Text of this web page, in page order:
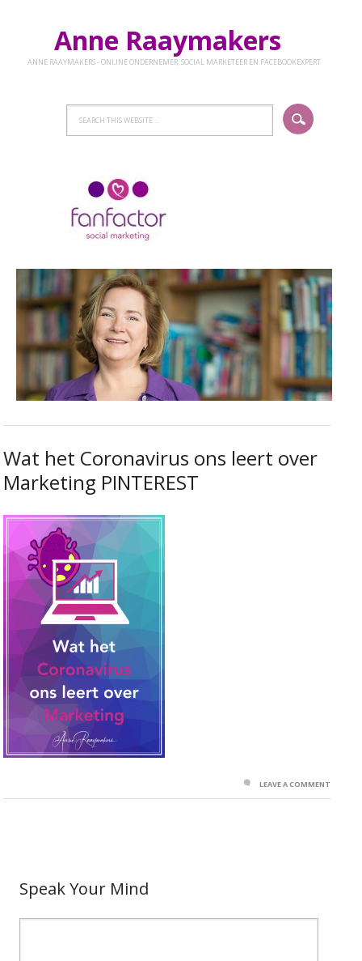
Anne Raaymakers
ANNE RAAYMAKERS - ONLINE ONDERNEMER, SOCIAL MARKETEER EN FACEBOOKEXPERT
Wat het Coronavirus ons leert over
Marketing PINTEREST
LEAVE A COMMENT
Speak Your Mind